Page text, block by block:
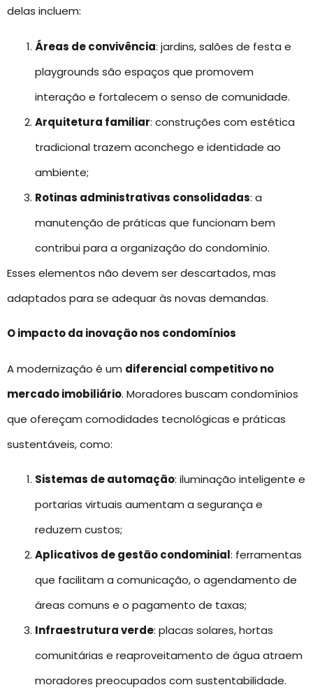
delas incluem:
Áreas de convivência: jardins, salões de festa e
playgrounds são espaços que promovem
interação e fortalecem o senso de comunidade.
Arquitetura familiar: construções com estética
tradicional trazem aconchego e identidade ao
ambiente;
Rotinas administrativas consolidadas: a
manutenção de práticas que funcionam bem
contribui para a organização do condomínio.
Esses elementos não devem ser descartados, mas
adaptados para se adequar às novas demandas.
O impacto da inovação nos condomínios
A modernização é um diferencial competitivo no
mercado imobiliário. Moradores buscam condomínios
que ofereçam comodidades tecnológicas e práticas
sustentáveis, como:
Sistemas de automação: iluminação inteligente e
portarias virtuais aumentam a segurança e
reduzem custos;
Aplicativos de gestão condominial: ferramentas
que facilitam a comunicação, o agendamento de
áreas comuns e o pagamento de taxas;
Infraestrutura verde: placas solares, hortas
comunitárias e reaproveitamento de água atraem
moradores preocupados com sustentabilidade.